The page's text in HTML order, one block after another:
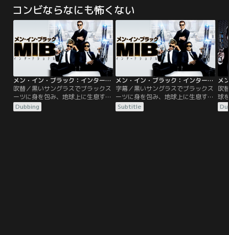
を命じられた、マーカスとマイクは
対照的な二人だが、タッグを組めば
コワイものなしのコンビ。しかし彼
らに与えられた時間はたったの72時
間！そこに、犯人グループの内輪も
めで殺人事件が起き…。
を命じられた、マーカスとマイクは
対照的な二人だが、タッグを組めば
コワイものなしのコンビ。しかし彼
らに与えられた時間はたったの72時
間！そこに、犯人グループの内輪も
めで殺人事件が起き…。
に
に
人
シ
コンビならなにも怖くない
メン・イン・ブラック：インターナショナル／吹替
吹替／黒いサングラスでブラックス
ーツに身を包み、地球上に生息する
エイリアンの監視・取り締まりを行
う最高機密機関「メン・イン・ブラ
Dubbing
メン・イン・ブラック：インターナショナル／字幕
字幕／黒いサングラスでブラックス
ーツに身を包み、地球上に生息する
エイリアンの監視・取り締まりを行
う最高機密機関「メン・イン・ブラ
Subtitle
吹
球
ー
夜